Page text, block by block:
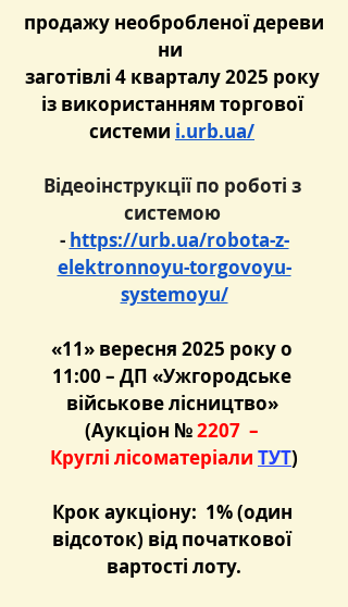
продажу необробленої дереви
ни
заготівлі 4 кварталу 2025 року
із використанням торгової
системи i.urb.ua/
Відеоінструкції по роботі з
системою
- https://urb.ua/robota-z-
elektronnoyu-torgovoyu-
systemoyu/
«11» вересня 2025 року о
11:00 – ДП «Ужгородське
військове лісництво»
(Аукціон № 2207 –
Круглі лісоматеріали ТУТ)
Крок аукціону:  1% (один
відсоток) від початкової
вартості лоту.